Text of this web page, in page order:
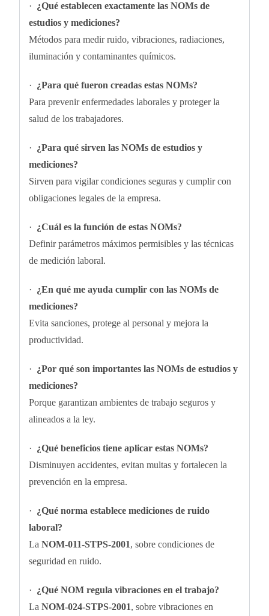
· ¿Qué establecen exactamente las NOMs de
estudios y mediciones?
Métodos para medir ruido, vibraciones, radiaciones,
iluminación y contaminantes químicos.
· ¿Para qué fueron creadas estas NOMs?
Para prevenir enfermedades laborales y proteger la
salud de los trabajadores.
· ¿Para qué sirven las NOMs de estudios y
mediciones?
Sirven para vigilar condiciones seguras y cumplir con
obligaciones legales de la empresa.
· ¿Cuál es la función de estas NOMs?
Definir parámetros máximos permisibles y las técnicas
de medición laboral.
· ¿En qué me ayuda cumplir con las NOMs de
mediciones?
Evita sanciones, protege al personal y mejora la
productividad.
· ¿Por qué son importantes las NOMs de estudios y
mediciones?
Porque garantizan ambientes de trabajo seguros y
alineados a la ley.
· ¿Qué beneficios tiene aplicar estas NOMs?
Disminuyen accidentes, evitan multas y fortalecen la
prevención en la empresa.
· ¿Qué norma establece mediciones de ruido
laboral?
LaNOM-011-STPS-2001, sobre condiciones de
seguridad en ruido.
· ¿Qué NOM regula vibraciones en el trabajo?
LaNOM-024-STPS-2001, sobre vibraciones en